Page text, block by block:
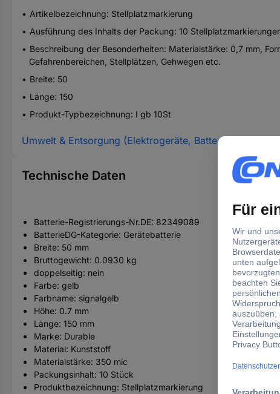
Artikelbezeichnung: Stellplatzmarkierung
Ausführung des Inhalts der Packung: 10
Beschreibung der Besonderheiten: Materialstärke: 0,7 mm,
Gefahrenbereichen, Stellplätzen, Gehwegen etc.
Breite: 50
Länge: 150
Produkt-Typbezeichnung: I gb 10St
Umwelt & Entsorgung (Elektrogeräte, Batterien,
Technische Daten
Batterie-Registrierungs-Nr.DE: 82349089
BatterieDG-Kategorie: Gerätebatterie
Breite: 50 mm
Bruttogewicht: 0.0930 kg
doppelseitig: nein
Farbe: gelb
Farbname: signalgelb
Höhe: 0.7 mm
Länge: 150 mm
Marke: Durable
Material: Kunststoff
Materialstärke: 350 mic
Packungsinhalt: 10 Stück
Produktbezeichnung: Stellplatzmarkierung